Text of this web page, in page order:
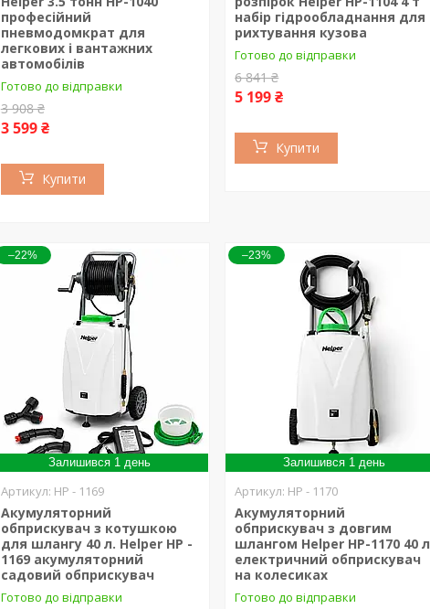
професійний
пневмодомкрат для
легкових і вантажних
автомобілів
Готово до відправки
3 908 ₴
3 599 ₴
Купити
набір гідрообладнання для
рихтування кузова
Готово до відправки
6 841 ₴
5 199 ₴
Купити
–22%
Залишився 1 день
HP - 1169
Акумуляторний
обприскувач з котушкою
для шлангу 40 л. Helper HP -
1169 акумуляторний
садовий обприскувач
Готово до відправки
–23%
Залишився 1 день
HP - 1170
Акумуляторний
обприскувач з довгим
шлангом Helper HP-1170 40 л
електричний обприскувач
на колесиках
Готово до відправки